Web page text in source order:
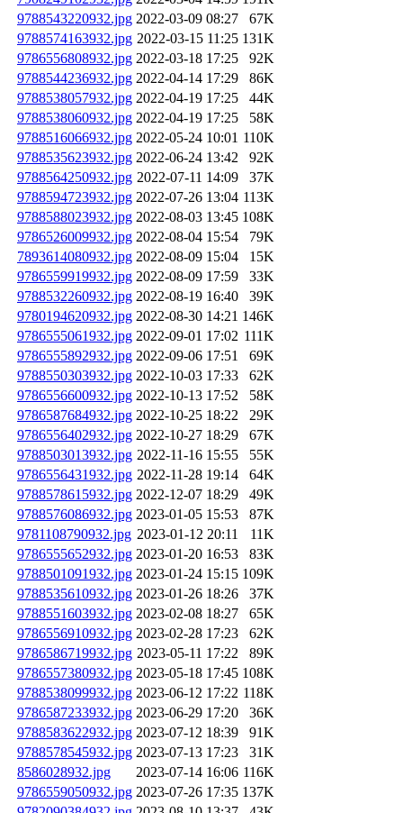
9788543220932.jpg 2022-03-09 08:27
67K
9788574163932.jpg 2022-03-15 11:25 131K
9786556808932.jpg 2022-03-18 17:25
92K
9788544236932.jpg 2022-04-14 17:29
86K
9788538057932.jpg 2022-04-19 17:25
44K
9788538060932.jpg 2022-04-19 17:25
58K
9788516066932.jpg 2022-05-24 10:01 110K
9788535623932.jpg 2022-06-24 13:42
92K
9788564250932.jpg 2022-07-11 14:09
37K
9788594723932.jpg 2022-07-26 13:04 113K
9788588023932.jpg 2022-08-03 13:45 108K
9786526009932.jpg 2022-08-04 15:54
79K
7893614080932.jpg 2022-08-09 15:04
15K
9786559919932.jpg 2022-08-09 17:59
33K
9788532260932.jpg 2022-08-19 16:40
39K
9780194620932.jpg 2022-08-30 14:21 146K
9786555061932.jpg 2022-09-01 17:02 111K
9786555892932.jpg 2022-09-06 17:51
69K
9788550303932.jpg 2022-10-03 17:33
62K
9786556600932.jpg 2022-10-13 17:52
58K
9786587684932.jpg 2022-10-25 18:22
29K
9786556402932.jpg 2022-10-27 18:29
67K
9788503013932.jpg 2022-11-16 15:55
55K
9786556431932.jpg 2022-11-28 19:14
64K
9788578615932.jpg 2022-12-07 18:29
49K
9788576086932.jpg 2023-01-05 15:53
87K
9781108790932.jpg 2023-01-12 20:11
11K
9786555652932.jpg 2023-01-20 16:53
83K
9788501091932.jpg 2023-01-24 15:15 109K
9788535610932.jpg 2023-01-26 18:26
37K
9788551603932.jpg 2023-02-08 18:27
65K
9786556910932.jpg 2023-02-28 17:23
62K
9786586719932.jpg 2023-05-11 17:22
89K
9786557380932.jpg 2023-05-18 17:45 108K
9788538099932.jpg 2023-06-12 17:22 118K
9786587233932.jpg 2023-06-29 17:20
36K
9788583622932.jpg 2023-07-12 18:39
91K
9788578545932.jpg 2023-07-13 17:23
31K
8586028932.jpg
2023-07-14 16:06 116K
9786559050932.jpg 2023-07-26 17:35 137K